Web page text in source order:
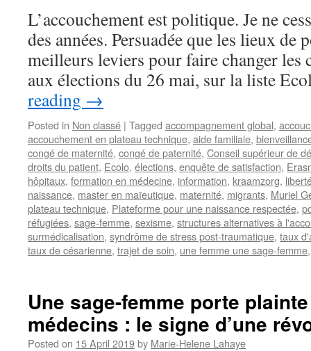
L’accouchement est politique. Je ne
des années. Persuadée que les lieux de
meilleurs leviers pour faire changer les
aux élections du 26 mai, sur la liste
reading →
Posted in Non classé | Tagged accompagnement global,
accouchement en plateau technique, aide familiale,
congé de maternité, congé de paternité, Conseil supérieur de
droits du patient, Ecolo, élections, enquête de satisfaction,
hôpitaux, formation en médecine, information, kraamzorg,
naissance, master en maïeutique, maternité, migrants, Muriel
plateau technique, Plateforme pour une naissance respectée,
réfugiées, sage-femme, sexisme, structures alternatives à
surmédicalisation, syndrôme de stress post-traumatique, taux
taux de césarienne, trajet de soin, une femme une sage-femme
Une sage-femme porte
médecins : le signe d’une
Posted on 15 April 2019by Marie-Helene Lahaye